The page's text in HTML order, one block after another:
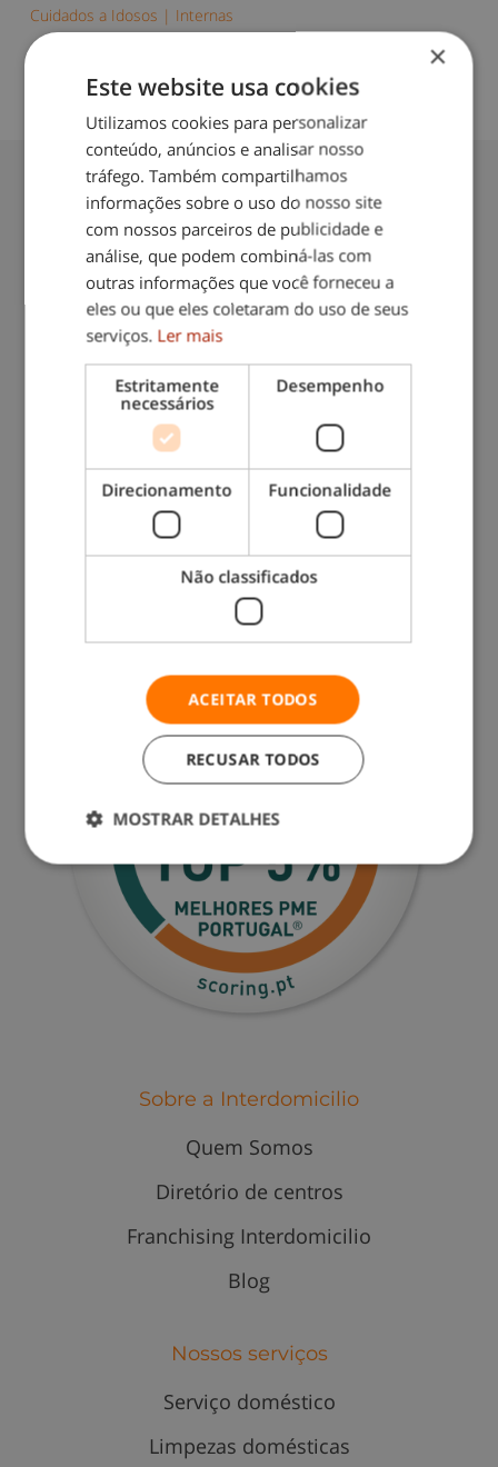
Cuidados a Idosos | Internas
Contacte-nos: 217 571 560
(chamada para rede fixa nacional)
Sobre a Interdomicilio
Quem Somos
Diretório de centros
Franchising Interdomicilio
Blog
Nossos serviços
Serviço doméstico
Limpezas domésticas
×
Este website usa cookies
Utilizamos cookies para personalizar
conteúdo, anúncios e analisar nosso
tráfego. Também compartilhamos
informações sobre o uso do nosso site
com nossos parceiros de publicidade e
análise, que podem combiná-las com
outras informações que você forneceu a
eles ou que eles coletaram do uso de seus
serviços. Ler mais
Estritamente
necessários
Desempenho
Direcionamento Funcionalidade
Não classificados
ACEITAR TODOS
RECUSAR TODOS
MOSTRAR DETALHES